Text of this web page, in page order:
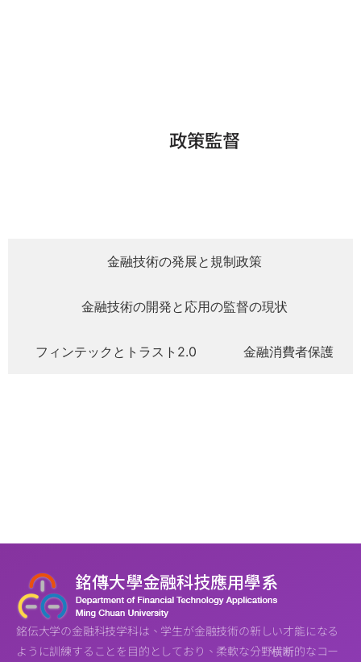
政策監督
金融技術の発展と規制政策
金融技術の開発と応用の監督の現状
フィンテックとトラスト2.0 金融消費者保護
銘伝大学の金融科技学科は、学生が金融技術の新しい才能になる
ように訓練することを目的としており、柔軟な分野横断的なコー